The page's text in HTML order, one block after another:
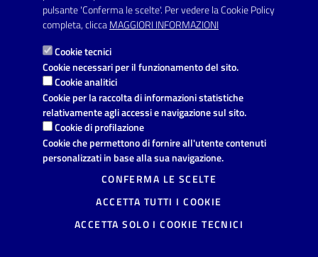
pulsante 'Conferma le scelte'. Per vedere la Cookie Policy
completa, cliccaMAGGIORI INFORMAZIONI
Cookie tecnici
Cookie necessari per il funzionamento del sito.
Cookie analitici
Cookie per la raccolta di informazioni statistiche
relativamente agli accessi e navigazione sul sito.
Cookie di profilazione
Cookie che permettono di fornire all'utente contenuti
personalizzati in base alla sua navigazione.
CONFERMA LE SCELTE
ACCETTA TUTTI I COOKIE
ACCETTA SOLO I COOKIE TECNICI
Luoghi
Eventi
AMMINISTRAZIONE TRASPARENTE
I dati personali pubblicati sono riutilizzabili solo alle condizioni
previste dalla direttiva comunitaria 2003/98/CE e dal d.lgs.
36/2006
Comune di Avetrana
Provincia di Taranto
Via Vittorio Emanuele, 19, 74020